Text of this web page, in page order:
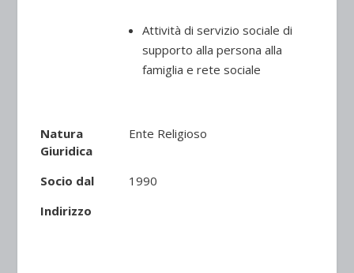
Attività di servizio sociale di
supporto alla persona alla
famiglia e rete sociale
Natura
Giuridica
Ente Religioso
Socio dal
1990
Indirizzo